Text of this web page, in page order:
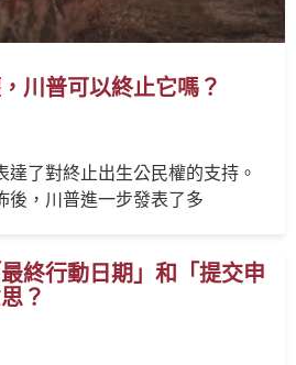
川普可以終止它嗎？
了對終止出生公民權的支持。
，川普進一步發表了多
終行動日期」和「提交申
？